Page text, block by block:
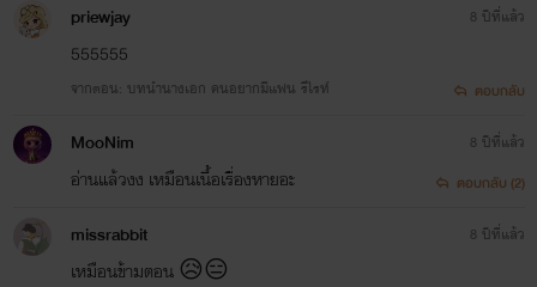
หวานใจนายหัวมาดเข้ม (จบแล้ว)
priewjay
555555
จากตอน: บทนำนางเอก คนอยากมีแฟน รีไรท์
8 ปีที่แล้ว
ตอบกลับ
MooNim
อ่านแล้วงง เหมือนเนื้อเรื่องหายอะ
8 ปีที่แล้ว
ตอบกลับ (2)
missrabbit
เหมือนข้ามตอน 😥😑
8 ปีที่แล้ว